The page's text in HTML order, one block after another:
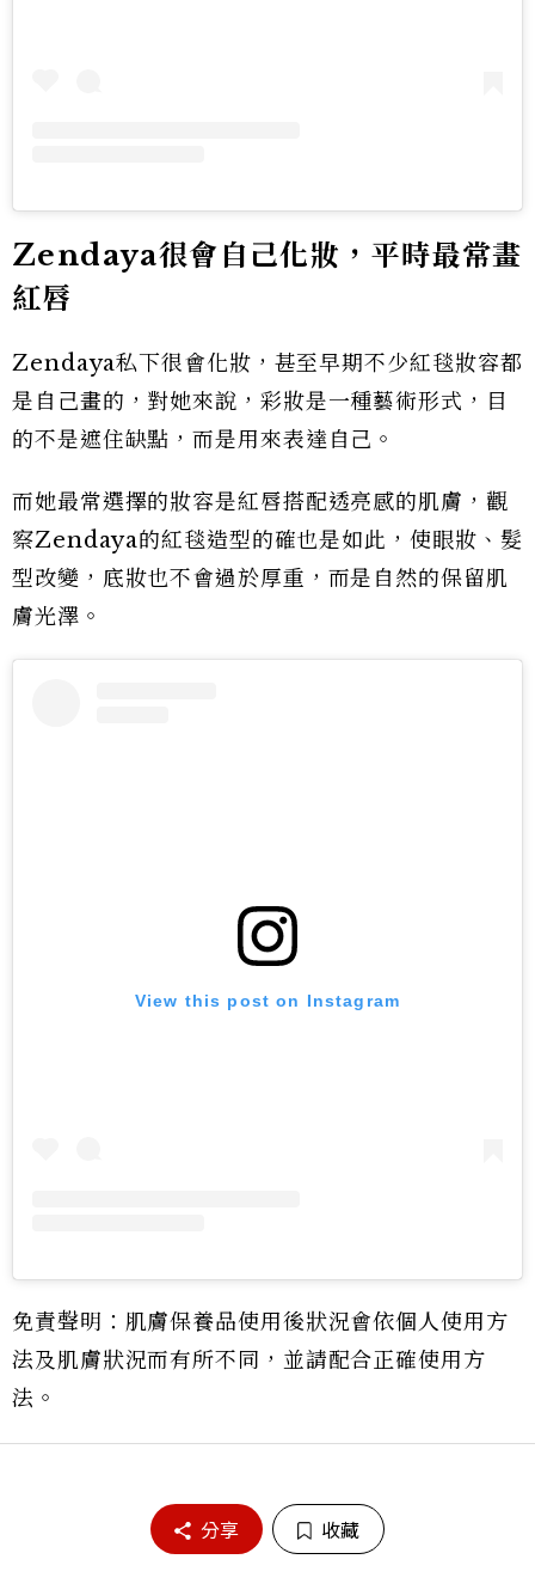
Zendaya很會自己化妝，平時最常畫
紅唇
Zendaya私下很會化妝，甚至早期不少紅毯妝容都
是自己畫的，對她來說，彩妝是一種藝術形式，目
的不是遮住缺點，而是用來表達自己。
而她最常選擇的妝容是紅唇搭配透亮感的肌膚，觀
察Zendaya的紅毯造型的確也是如此，使眼妝、髮
型改變，底妝也不會過於厚重，而是自然的保留肌
膚光澤。
View this post on Instagram
免責聲明：肌膚保養品使用後狀況會依個人使用方
法及肌膚狀況而有所不同，並請配合正確使用方
法。
分享 收藏